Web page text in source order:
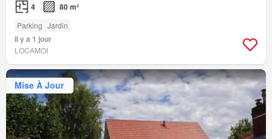
4 80 m²
Parking Jardin
Il y a 1 jour
LOCAMOI
Mise À Jour